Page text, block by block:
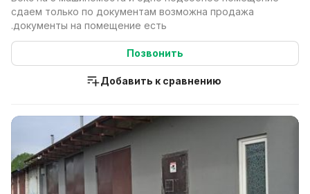
сдаем только по документам возможна продажа
.документы на помещение есть
Позвонить
Добавить к сравнению